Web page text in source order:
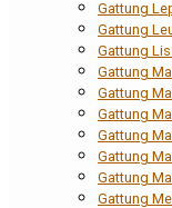
Gattung
Gattung
Gattung
Gattung
Gattung
Gattung
Gattung
Gattung
Gattung
Gattung